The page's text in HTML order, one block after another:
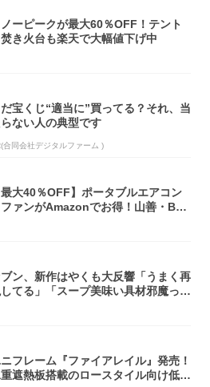
ノーピークが最大60％OFF！テント
焚き火台も楽天で大幅値下げ中
だ宝くじ“適当に”買ってる？それ、当
ない人の典型です
合同会社デジタルファーム )
最大40％OFF】ポータブルエアコン
ファンがAmazonでお得！山善・Bo
ン、新作はやくも大反響「うまく再
てる」「スープ美味い具材邪魔って
フレーム『ファイアレイル』発売！
遮熱板搭載のロースタイル向け低型